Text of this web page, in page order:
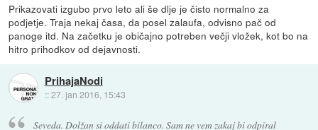
Prikazovati izgubo prvo leto ali še dlje je čisto normalno za
podjetje. Traja nekaj časa, da posel zalaufa, odvisno pač od
panoge itd. Na začetku je običajno potreben večji vložek, kot bo na
hitro prihodkov od dejavnosti.
PrihajaNodi
::27. jan 2016, 15:43
Seveda. Dolžan si oddati bilanco. Sam ne vem zakaj bi odpiral